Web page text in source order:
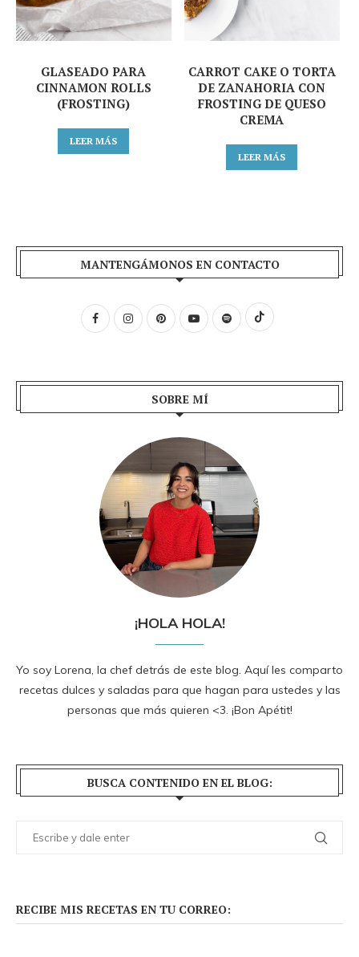
GLASEADO PARA
CINNAMON ROLLS
(FROSTING)
LEER MÁS
CARROT CAKE O TORTA
DE ZANAHORIA CON
FROSTING DE QUESO
CREMA
LEER MÁS
MANTENGÁMONOS EN CONTACTO
SOBRE MÍ
¡HOLA HOLA!
Yo soy Lorena, la chef detrás de este blog. Aquí les comparto
recetas dulces y saladas para que hagan para ustedes y las
personas que más quieren <3. ¡Bon Apétit!
BUSCA CONTENIDO EN EL BLOG:
RECIBE MIS RECETAS EN TU CORREO: